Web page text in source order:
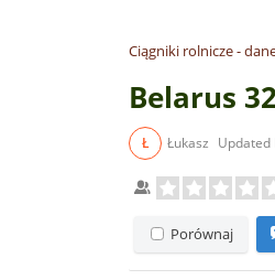
Ciągniki rolnicze -
Belarus
Ł Łukasz Updated
Porównaj